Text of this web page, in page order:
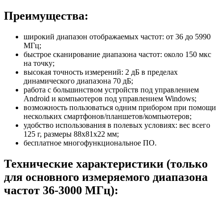
Преимущества:
широкий диапазон отображаемых частот: от 36 до 5990
МГц;
быстрое сканирование диапазона частот: около 150 мкс
на точку;
высокая точность измерений: 2 дБ в пределах
динамического диапазона 70 дБ;
работа с большинством устройств под управлением
Android и компьютеров под управлением Windows;
возможность пользоваться одним прибором при помощи
нескольких смартфонов/планшетов/компьютеров;
удобство использования в полевых условиях: вес всего
125 г, размеры 88х81х22 мм;
бесплатное многофункциональное ПО.
Технические характеристики (только
для основного измеряемого диапазона
частот 36-3000 МГц):